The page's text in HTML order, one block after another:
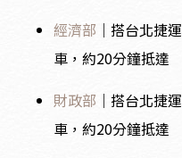
經濟部 ｜搭台北捷
車，約20分鐘抵達
財政部 ｜搭台北捷
車，約20分鐘抵達